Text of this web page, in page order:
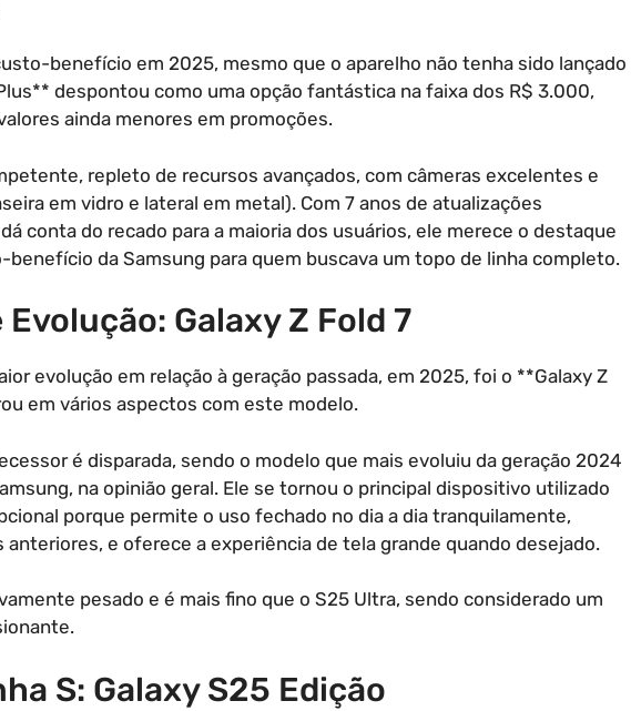
benefício em 2025, mesmo que o aparelho não tenha sido lançado
despontou como uma opção fantástica na faixa dos R$ 3.000,
ainda menores em promoções.
repleto de recursos avançados, com câmeras excelentes e
em vidro e lateral em metal). Com 7 anos de atualizações
conta do recado para a maioria dos usuários, ele merece o destaque
da Samsung para quem buscava um topo de linha completo.
Evolução: Galaxy Z Fold 7
evolução em relação à geração passada, em 2025, foi o **Galaxy Z
em vários aspectos com este modelo.
é disparada, sendo o modelo que mais evoluiu da geração 2024
na opinião geral. Ele se tornou o principal dispositivo utilizado
porque permite o uso fechado no dia a dia tranquilamente,
e oferece a experiência de tela grande quando desejado.
pesado e é mais fino que o S25 Ultra, sendo considerado um
S: Galaxy S25 Edição